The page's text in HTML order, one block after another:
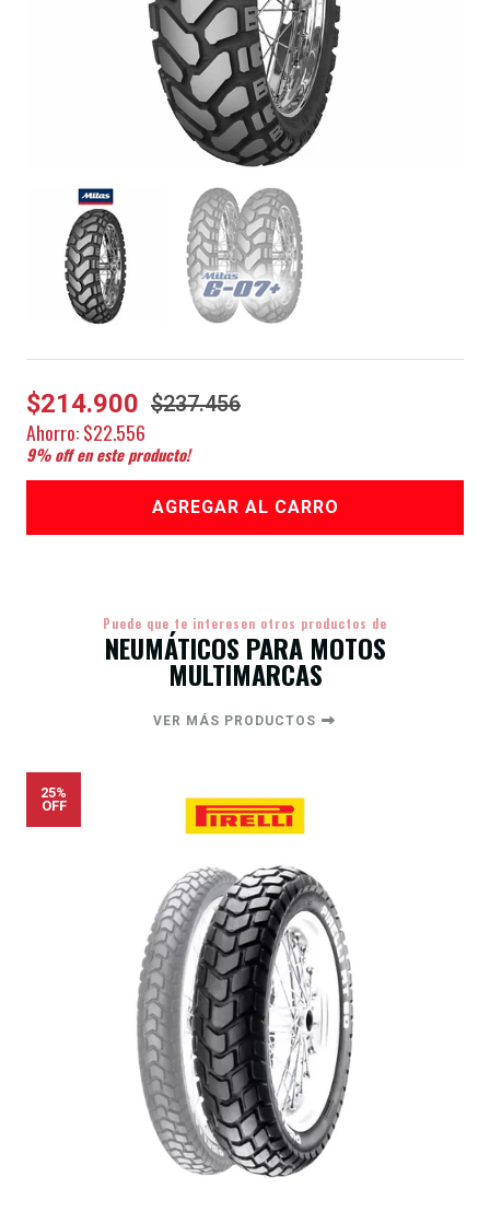
$214.900 $237.456
Ahorro:$22.556
9% off en este producto!
AGREGAR AL CARRO
Puede que te interesen otros productos de
NEUMÁTICOS PARA MOTOS
MULTIMARCAS
VER MÁS PRODUCTOS
25%
OFF